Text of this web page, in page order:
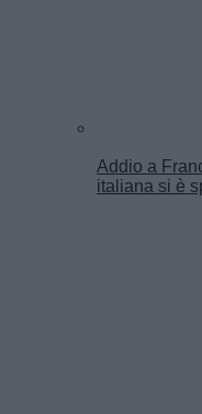
Addio a
italiana si è